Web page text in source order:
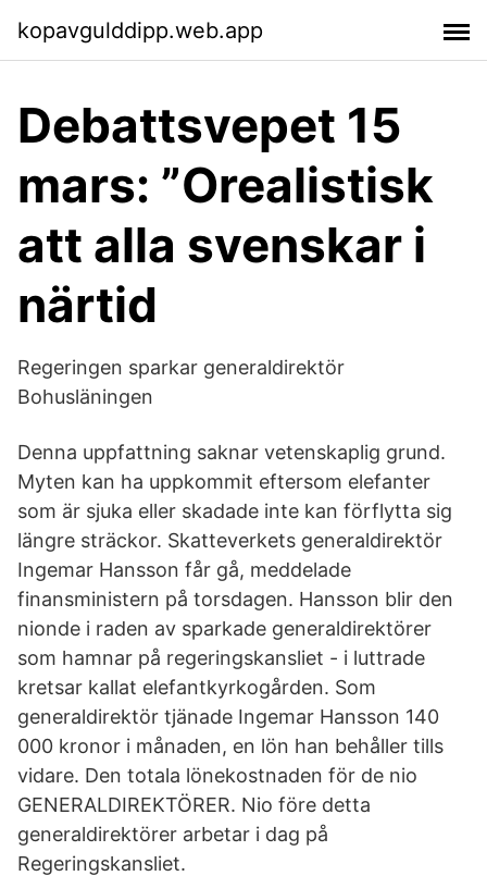
kopavgulddipp.web.app
Debattsvepet 15
mars: ”Orealistisk
att alla svenskar i
närtid
Regeringen sparkar generaldirektör
Bohusläningen
Denna uppfattning saknar vetenskaplig grund.
Myten kan ha uppkommit eftersom elefanter
som är sjuka eller skadade inte kan förflytta sig
längre sträckor. Skatteverkets generaldirektör
Ingemar Hansson får gå, meddelade
finansministern på torsdagen. Hansson blir den
nionde i raden av sparkade generaldirektörer
som hamnar på regeringskansliet - i luttrade
kretsar kallat elefantkyrkogården. Som
generaldirektör tjänade Ingemar Hansson 140
000 kronor i månaden, en lön han behåller tills
vidare. Den totala lönekostnaden för de nio
GENERALDIREKTÖRER. Nio före detta
generaldirektörer arbetar i dag på
Regeringskansliet.